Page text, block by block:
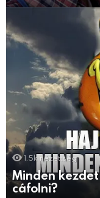
1.5k nézettség
Minden
cáfolni?